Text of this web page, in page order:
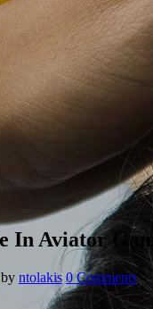
In Aviator
by ntolakis 0 Comments